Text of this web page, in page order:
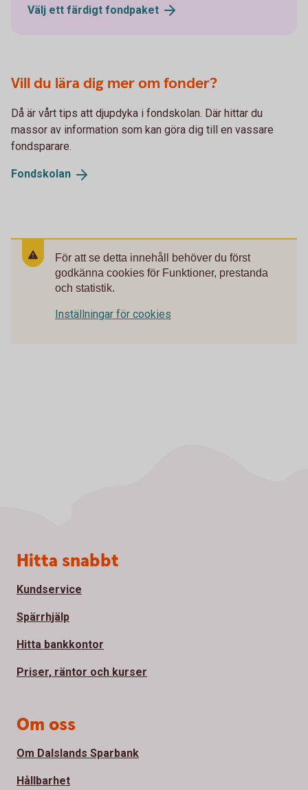
Välj ett färdigt fondpaket
Vill du lära dig mer om fonder?
Då är vårt tips att djupdyka i fondskolan. Där hittar du
massor av information som kan göra dig till en vassare
fondsparare.
Fondskolan
För att se detta innehåll behöver du först
godkänna cookies för Funktioner, prestanda
och statistik.
Inställningar för cookies
Sidfot
Hitta snabbt
Kundservice
Spärrhjälp
Hitta bankkontor
Priser, räntor och kurser
Om oss
Om Dalslands Sparbank
Hållbarhet